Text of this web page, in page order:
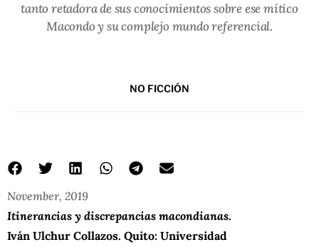
tanto retadora de sus conocimientos sobre ese mítico
Macondo y su complejo mundo referencial.
NO FICCIÓN
November, 2019
Itinerancias y discrepancias macondianas.
Iván Ulchur Collazos. Quito: Universidad